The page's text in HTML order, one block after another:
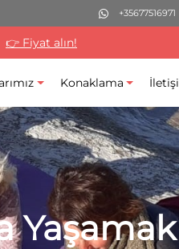
+35677516971
👉 Fiyat alın!
Konaklama